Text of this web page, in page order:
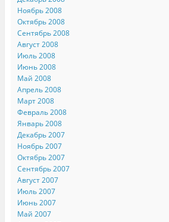
Ноябрь 2008
Октябрь 2008
Сентябрь 2008
Август 2008
Июль 2008
Июнь 2008
Май 2008
Апрель 2008
Март 2008
Февраль 2008
Январь 2008
Декабрь 2007
Ноябрь 2007
Октябрь 2007
Сентябрь 2007
Август 2007
Июль 2007
Июнь 2007
Май 2007